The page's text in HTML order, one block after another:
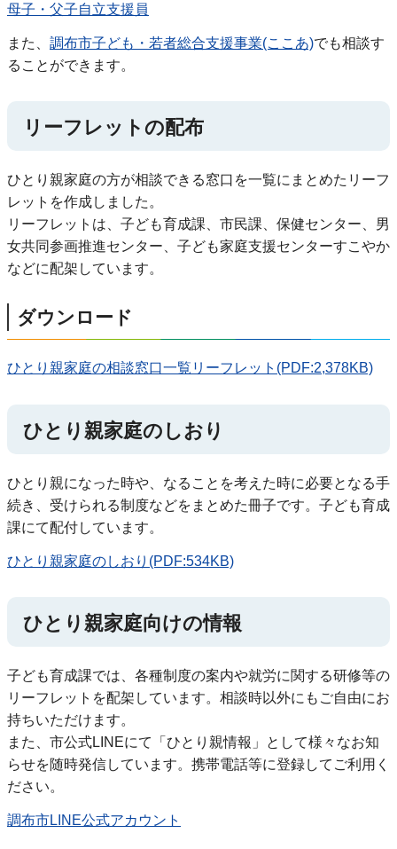
母子・父子自立支援員
また、 調布市子ども・若者総合支援事業(ここあ)でも相談す
ることができます。
リーフレットの配布
ひとり親家庭の方が相談できる窓口を一覧にまとめたリーフ
レットを作成しました。
リーフレットは、子ども育成課、市民課、保健センター、男
女共同参画推進センター、子ども家庭支援センターすこやか
などに配架しています。
ダウンロード
ひとり親家庭の相談窓口一覧リーフレット(PDF:2,378KB)
ひとり親家庭のしおり
ひとり親になった時や、なることを考えた時に必要となる手
続き、受けられる制度などをまとめた冊子です。子ども育成
課にて配付しています。
ひとり親家庭のしおり(PDF:534KB)
ひとり親家庭向けの情報
子ども育成課では、各種制度の案内や就労に関する研修等の
リーフレットを配架しています。相談時以外にもご自由にお
持ちいただけます。
また、市公式LINEにて「ひとり親情報」として様々なお知
らせを随時発信しています。携帯電話等に登録してご利用く
ださい。
調布市LINE公式アカウント